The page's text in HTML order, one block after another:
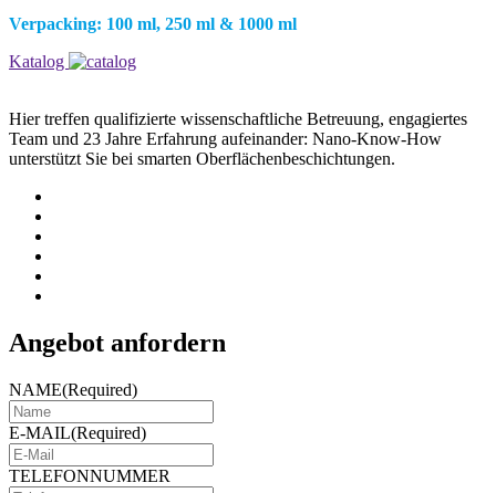
Verpacking: 100 ml, 250 ml & 1000 ml
Katalog
Hier treffen qualifizierte wissenschaftliche Betreuung, engagiertes
Team und 23 Jahre Erfahrung aufeinander: Nano-Know-How
unterstützt Sie bei smarten Oberflächenbeschichtungen.
Angebot anfordern
NAME(Required)
E-MAIL(Required)
TELEFONNUMMER